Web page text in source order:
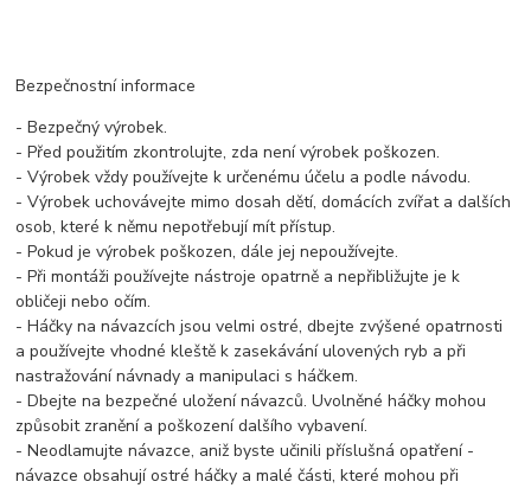
Bezpečnostní informace
- Bezpečný výrobek.
- Před použitím zkontrolujte, zda není výrobek poškozen.
- Výrobek vždy používejte k určenému účelu a podle návodu.
- Výrobek uchovávejte mimo dosah dětí, domácích zvířat a dalších
osob, které k němu nepotřebují mít přístup.
- Pokud je výrobek poškozen, dále jej nepoužívejte.
- Při montáži používejte nástroje opatrně a nepřibližujte je k
obličeji nebo očím.
- Háčky na návazcích jsou velmi ostré, dbejte zvýšené opatrnosti
a používejte vhodné kleště k zasekávání ulovených ryb a při
nastražování návnady a manipulaci s háčkem.
- Dbejte na bezpečné uložení návazců. Uvolněné háčky mohou
způsobit zranění a poškození dalšího vybavení.
- Neodlamujte návazce, aniž byste učinili příslušná opatření -
návazce obsahují ostré háčky a malé části, které mohou při